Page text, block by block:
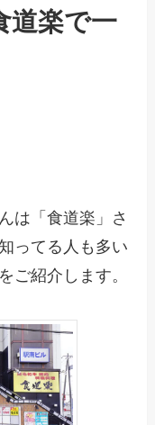
道楽で一
は「食道楽」さ
ってる人も多い
ご紹介します。